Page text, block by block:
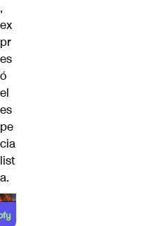
,
ex
pr
es
ó
el
es
pe
cia
list
a.